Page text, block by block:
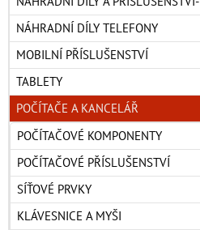
NÁHRADNÍ DÍLY TELEFONY
MOBILNÍ PŘÍSLUŠENSTVÍ
TABLETY
POČÍTAČE A KANCELÁŘ
POČÍTAČOVÉ KOMPONENTY
POČÍTAČOVÉ PŘÍSLUŠENSTVÍ
SÍŤOVÉ PRVKY
KLÁVESNICE A MYŠI